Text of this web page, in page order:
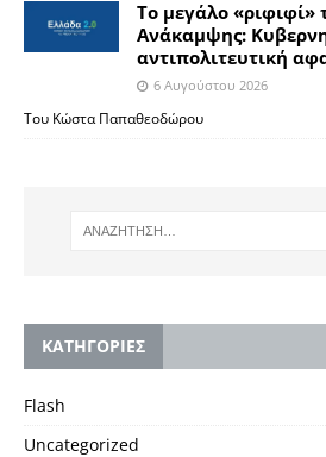
Το μεγάλο «ριφιφί»
Ανάκαμψης:
αντιπολιτευτική
6 Αυγούστου 2026
Του Κώστα Παπαθεοδώρου
KΑΤΗΓΟΡΙΕΣ
Flash
Uncategorized